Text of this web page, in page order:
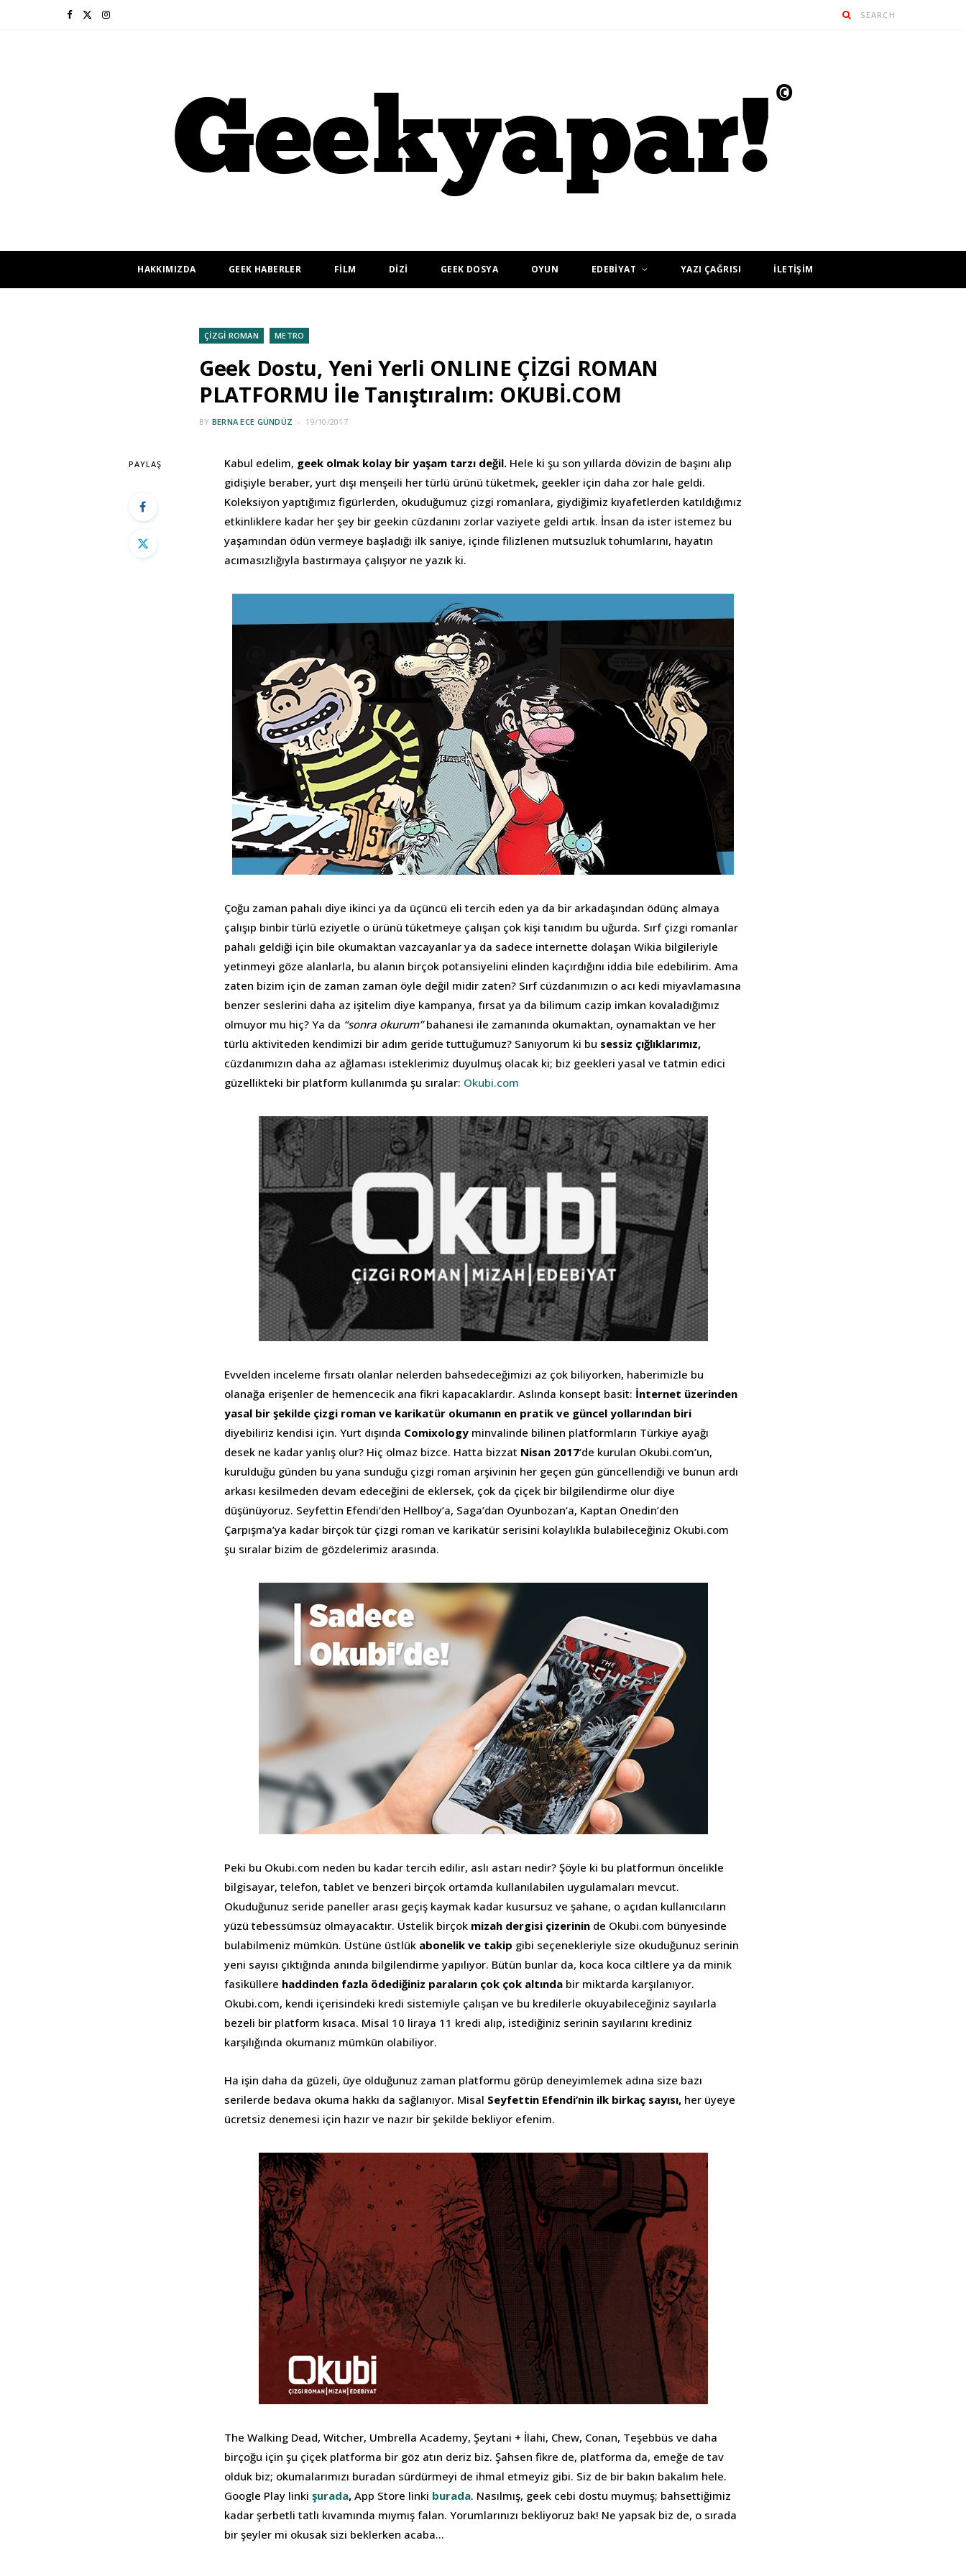
F I
HAKKIMIZDA GEEK HABERLER FİLM DİZİ GEEK DOSYA OYUN EDEBİYAT YAZI ÇAĞRISI İLETİŞİM
ÇİZGİ ROMAN METRO
Geek Dostu, Yeni Yerli ONLINE ÇİZGİ ROMAN
PLATFORMU İle Tanıştıralım: OKUBİ.COM
BY BERNA ECE GÜNDÜZ 19/10/2017
PAYLAŞ Kabul edelim, geek olmak kolay bir yaşam tarzı değil. Hele ki şu son yıllarda dövizin de başını alıp
gidişiyle beraber, yurt dışı menşeili her türlü ürünü tüketmek, geekler için daha zor hale geldi.
Koleksiyon yaptığımız figürlerden, okuduğumuz çizgi romanlara, giydiğimiz kıyafetlerden katıldığımız
etkinliklere kadar her şey bir geekin cüzdanını zorlar vaziyete geldi artık. İnsan da ister istemez bu
yaşamından ödün vermeye başladığı ilk saniye, içinde filizlenen mutsuzluk tohumlarını, hayatın
acımasızlığıyla bastırmaya çalışıyor ne yazık ki.
Çoğu zaman pahalı diye ikinci ya da üçüncü eli tercih eden ya da bir arkadaşından ödünç almaya
çalışıp binbir türlü eziyetle o ürünü tüketmeye çalışan çok kişi tanıdım bu uğurda. Sırf çizgi romanlar
pahalı geldiği için bile okumaktan vazcayanlar ya da sadece internette dolaşan Wikia bilgileriyle
yetinmeyi göze alanlarla, bu alanın birçok potansiyelini elinden kaçırdığını iddia bile edebilirim. Ama
zaten bizim için de zaman zaman öyle değil midir zaten? Sırf cüzdanımızın o acı kedi miyavlamasına
benzer seslerini daha az işitelim diye kampanya, fırsat ya da bilimum cazip imkan kovaladığımız
olmuyor mu hiç? Ya da “sonra okurum”bahanesi ile zamanında okumaktan, oynamaktan ve her
türlü aktiviteden kendimizi bir adım geride tuttuğumuz? Sanıyorum ki bu sessiz çığlıklarımız,
cüzdanımızın daha az ağlaması isteklerimiz duyulmuş olacak ki; biz geekleri yasal ve tatmin edici
güzellikteki bir platform kullanımda şu sıralar: Okubi.com
Evvelden inceleme fırsatı olanlar nelerden bahsedeceğimizi az çok biliyorken, haberimizle bu
olanağa erişenler de hemencecik ana fikri kapacaklardır. Aslında konsept basit: İnternet üzerinden
yasal bir şekilde çizgi roman ve karikatür okumanın en pratik ve güncel yollarından biri
diyebiliriz kendisi için. Yurt dışında Comixology minvalinde bilinen platformların Türkiye ayağı
desek ne kadar yanlış olur? Hiç olmaz bizce. Hatta bizzat Nisan 2017‘de kurulan Okubi.com’un,
kurulduğu günden bu yana sunduğu çizgi roman arşivinin her geçen gün güncellendiği ve bunun ardı
arkası kesilmeden devam edeceğini de eklersek, çok da çiçek bir bilgilendirme olur diye
düşünüyoruz. Seyfettin Efendi’den Hellboy’a, Saga’dan Oyunbozan’a, Kaptan Onedin’den
Çarpışma’ya kadar birçok tür çizgi roman ve karikatür serisini kolaylıkla bulabileceğiniz Okubi.com
şu sıralar bizim de gözdelerimiz arasında.
Peki bu Okubi.com neden bu kadar tercih edilir, aslı astarı nedir? Şöyle ki bu platformun öncelikle
bilgisayar, telefon, tablet ve benzeri birçok ortamda kullanılabilen uygulamaları mevcut.
Okuduğunuz seride paneller arası geçiş kaymak kadar kusursuz ve şahane, o açıdan kullanıcıların
yüzü tebessümsüz olmayacaktır. Üstelik birçok mizah dergisi çizerinin de Okubi.com bünyesinde
bulabilmeniz mümkün. Üstüne üstlük abonelik ve takip gibi seçenekleriyle size okuduğunuz serinin
yeni sayısı çıktığında anında bilgilendirme yapılıyor. Bütün bunlar da, koca koca ciltlere ya da minik
fasiküllere haddinden fazla ödediğiniz paraların çok çok altında bir miktarda karşılanıyor.
Okubi.com, kendi içerisindeki kredi sistemiyle çalışan ve bu kredilerle okuyabileceğiniz sayılarla
bezeli bir platform kısaca. Misal 10 liraya 11 kredi alıp, istediğiniz serinin sayılarını krediniz
karşılığında okumanız mümkün olabiliyor.
Ha işin daha da güzeli, üye olduğunuz zaman platformu görüp deneyimlemek adına size bazı
serilerde bedava okuma hakkı da sağlanıyor. Misal Seyfettin Efendi’nin ilk birkaç sayısı, her üyeye
ücretsiz denemesi için hazır ve nazır bir şekilde bekliyor efenim.
The Walking Dead, Witcher, Umbrella Academy, Şeytani + İlahi, Chew, Conan, Teşebbüs ve daha
birçoğu için şu çiçek platforma bir göz atın deriz biz. Şahsen fikre de, platforma da, emeğe de tav
olduk biz; okumalarımızı buradan sürdürmeyi de ihmal etmeyiz gibi. Siz de bir bakın bakalım hele.
Google Play linki şurada, App Store linki burada. Nasılmış, geek cebi dostu muymuş; bahsettiğimiz
kadar şerbetli tatlı kıvamında mıymış falan. Yorumlarınızı bekliyoruz bak! Ne yapsak biz de, o sırada
bir şeyler mi okusak sizi beklerken acaba…